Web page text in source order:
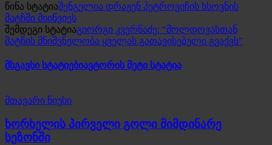
წინა სტატიაშენგელია დრაჟენ პეტროვიჩის ხსოვნის
მატჩში მიიწვიეს
შემდეგი სტატიაგიორგი კვერნაძე: “მოლდოვასთან
მატჩის მნიშვნელობა ყველას გათავისებული გვაქვს”
მსგავსი სტატიებიავტორის მეტი სტატია
მთავარი ნიუსი
ხორხელის პირველი გოლი მიმდინარე
სეზონში